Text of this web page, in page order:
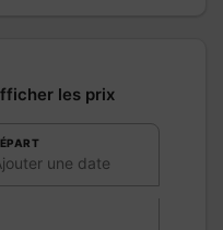
les prix
une date